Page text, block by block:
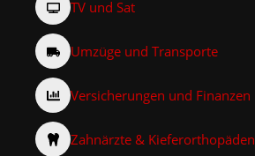
TV und Sat
Umzüge und Transporte
Versicherungen und Finanzen
Zahnärzte & Kieferorthopäden